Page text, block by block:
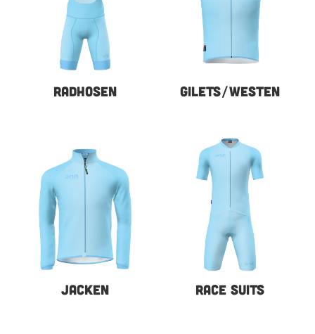
RADHOSEN GILETS/WESTEN
JACKEN RACE SUITS